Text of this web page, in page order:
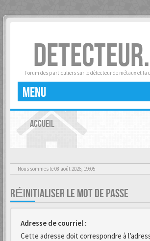
Forum des particuliers sur le détecteur de métaux et la
MENU
ACCUEIL
Nous sommes le 08 août 2026, 19:05
RÉINITIALISER LE MOT DE PASSE
Adresse de courriel :
Cette adresse doit correspondre à